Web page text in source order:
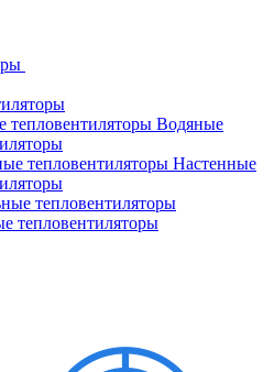
Водяные
Настенные
тепловентиляторы